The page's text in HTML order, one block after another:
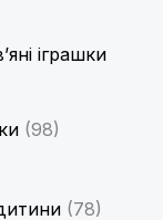
іграшки
(98)
(78)